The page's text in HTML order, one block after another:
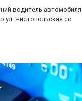
водитель автомобиля
ул. Чистопольская со